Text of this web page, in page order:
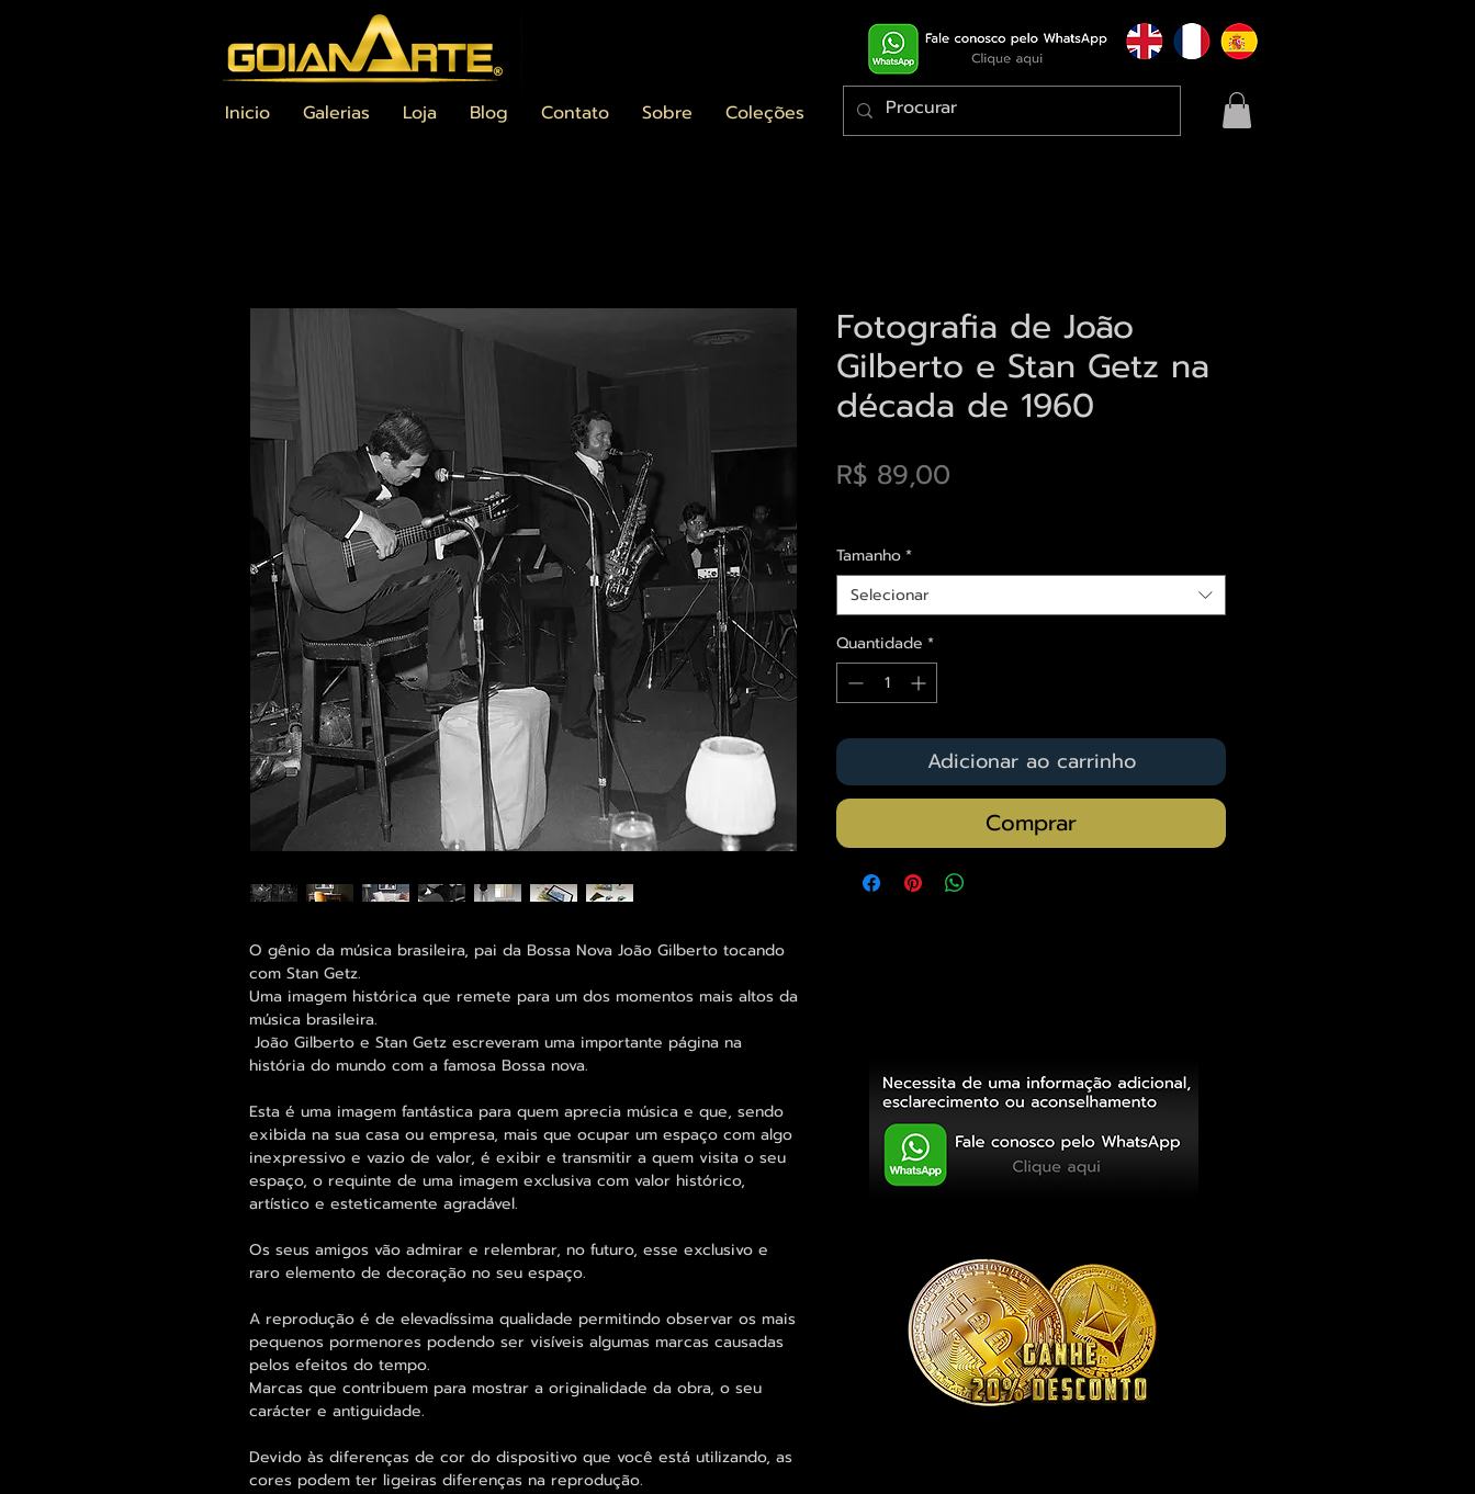
Inicio Galerias Loja Blog Contato Sobre Coleções
O gênio da música brasileira, pai da Bossa Nova João Gilberto tocando
com Stan Getz.
Uma imagem histórica que remete para um dos momentos mais altos da
música brasileira.
João Gilberto e Stan Getz escreveram uma importante página na
história do mundo com a famosa Bossa nova.
Esta é uma imagem fantástica para quem aprecia música e que, sendo
exibida na sua casa ou empresa, mais que ocupar um espaço com algo
inexpressivo e vazio de valor, é exibir e transmitir a quem visita o seu
espaço, o requinte de uma imagem exclusiva com valor histórico,
artístico e esteticamente agradável.
Os seus amigos vão admirar e relembrar, no futuro, esse exclusivo e
raro elemento de decoração no seu espaço.
A reprodução é de elevadíssima qualidade permitindo observar os mais
pequenos pormenores podendo ser visíveis algumas marcas causadas
pelos efeitos do tempo.
Marcas que contribuem para mostrar a originalidade da obra, o seu
carácter e antiguidade.
Devido às diferenças de cor do dispositivo que você está utilizando, as
cores podem ter ligeiras diferenças na reprodução.
Fotografia de João
Gilberto e Stan Getz na
década de 1960
R$ 89,00
Tamanho*
Selecionar
Quantidade *
Adicionar ao carrinho
Comprar